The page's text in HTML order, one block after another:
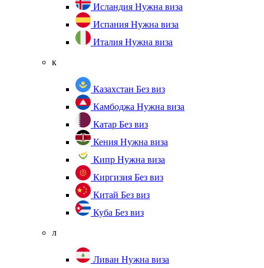
Исландия Нужна виза
Испания Нужна виза
Италия Нужна виза
к
Казахстан Без виз
Камбоджа Нужна виза
Катар Без виз
Кения Нужна виза
Кипр Нужна виза
Киргизия Без виз
Китай Без виз
Куба Без виз
л
Ливан Нужна виза